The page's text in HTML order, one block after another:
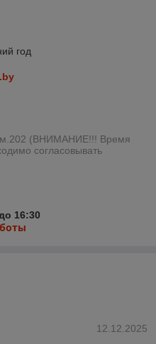
год
(ВНИМАНИЕ!!! Время
согласовывать
16:30
12.12.2025